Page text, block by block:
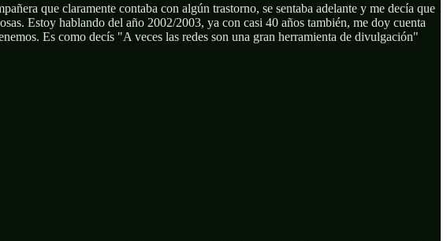
que claramente contaba con algún trastorno, se sentaba adelante y me decía que
Estoy hablando del año 2002/2003, ya con casi 40 años también, me doy cuenta
Es como decís "A veces las redes son una gran herramienta de divulgación"